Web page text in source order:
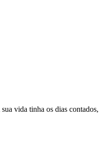
vida tinha os dias